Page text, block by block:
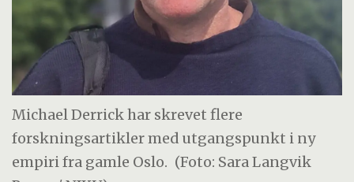
Michael Derrick har skrevet flere
forskningsartikler med utgangspunkt i ny
empiri fra gamle Oslo. (Foto: Sara Langvik